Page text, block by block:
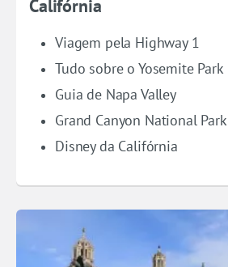
Califórnia
Viagem pela Highway 1
Tudo sobre o Yosemite Park
Guia de Napa Valley
Grand Canyon National Park
Disney da Califórnia